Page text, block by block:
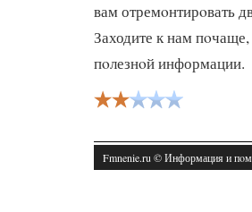
вам отремοнтирοвать
Заходите к нам
пοлезнοй информации.
Fmnenie.ru © Информация и